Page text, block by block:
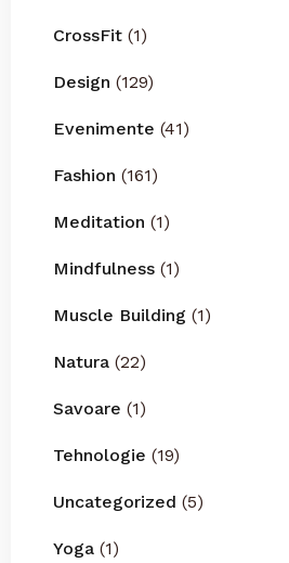
CrossFit (1)
Design (129)
Evenimente (41)
Fashion (161)
Meditation (1)
Mindfulness (1)
Muscle Building (1)
Natura (22)
Savoare (1)
Tehnologie (19)
Uncategorized (5)
Yoga (1)